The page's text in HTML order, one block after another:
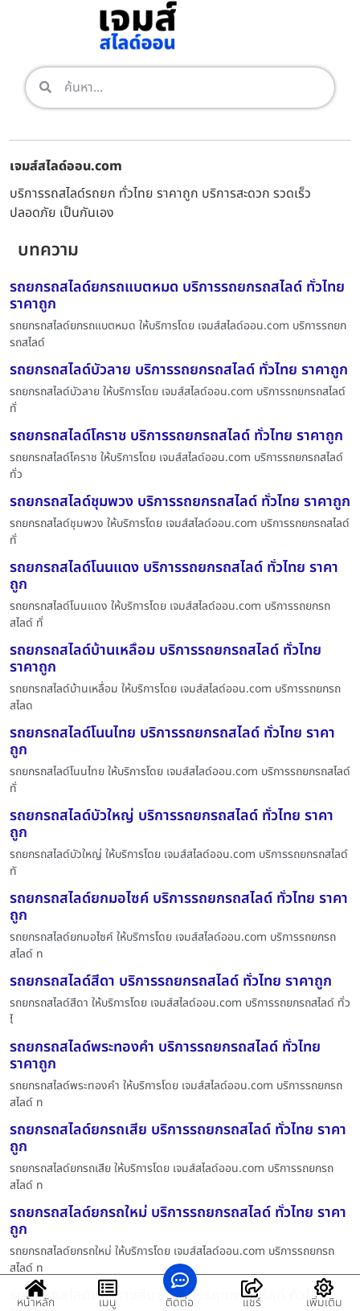
เจมส์สไลด์ออน.com
บริการรถสไลด์รถยก ทั่วไทย ราคาถูก บริการสะดวก รวดเร็ว
ปลอดภัย เป็นกันเอง
บทความ
รถยกรถสไลด์ยกรถแบตหมด บริการรถยกรถสไลด์ ทั่วไทย
ราคาถูก
รถยกรถสไลด์ยกรถแบตหมด ให้บริการโดย เจมส์สไลด์ออน.com บริการรถยก
รถสไลด์
รถยกรถสไลด์บัวลาย บริการรถยกรถสไลด์ ทั่วไทย ราคาถูก
รถยกรถสไลด์บัวลาย ให้บริการโดย เจมส์สไลด์ออน.com บริการรถยกรถสไลด์
ทั่
รถยกรถสไลด์โคราช บริการรถยกรถสไลด์ ทั่วไทย ราคาถูก
รถยกรถสไลด์โคราช ให้บริการโดย เจมส์สไลด์ออน.com บริการรถยกรถสไลด์
ทั่ว
รถยกรถสไลด์ชุมพวง บริการรถยกรถสไลด์ ทั่วไทย ราคาถูก
รถยกรถสไลด์ชุมพวง ให้บริการโดย เจมส์สไลด์ออน.com บริการรถยกรถสไลด์
ทั่
รถยกรถสไลด์โนนแดง บริการรถยกรถสไลด์ ทั่วไทย ราคา
ถูก
รถยกรถสไลด์โนนแดง ให้บริการโดย เจมส์สไลด์ออน.com บริการรถยกรถ
สไลด์ ทั่
รถยกรถสไลด์บ้านเหลื่อม บริการรถยกรถสไลด์ ทั่วไทย
ราคาถูก
รถยกรถสไลด์บ้านเหลื่อม ให้บริการโดย เจมส์สไลด์ออน.com บริการรถยกรถ
สไลด
รถยกรถสไลด์โนนไทย บริการรถยกรถสไลด์ ทั่วไทย ราคา
ถูก
รถยกรถสไลด์โนนไทย ให้บริการโดย เจมส์สไลด์ออน.com บริการรถยกรถสไลด์
ทั่
รถยกรถสไลด์บัวใหญ่ บริการรถยกรถสไลด์ ทั่วไทย ราคา
ถูก
รถยกรถสไลด์บัวใหญ่ ให้บริการโดย เจมส์สไลด์ออน.com บริการรถยกรถสไลด์
ทั
รถยกรถสไลด์ยกมอไซค์ บริการรถยกรถสไลด์ ทั่วไทย ราคา
ถูก
รถยกรถสไลด์ยกมอไซค์ ให้บริการโดย เจมส์สไลด์ออน.com บริการรถยกรถ
สไลด์ ท
รถยกรถสไลด์สีดา บริการรถยกรถสไลด์ ทั่วไทย ราคาถูก
รถยกรถสไลด์สีดา ให้บริการโดย เจมส์สไลด์ออน.com บริการรถยกรถสไลด์ ทั่ว
ไ
รถยกรถสไลด์พระทองคำ บริการรถยกรถสไลด์ ทั่วไทย
ราคาถูก
รถยกรถสไลด์พระทองคำ ให้บริการโดย เจมส์สไลด์ออน.com บริการรถยกรถ
สไลด์ ท
รถยกรถสไลด์ยกรถเสีย บริการรถยกรถสไลด์ ทั่วไทย ราคา
ถูก
รถยกรถสไลด์ยกรถเสีย ให้บริการโดย เจมส์สไลด์ออน.com บริการรถยกรถ
สไลด์ ท
รถยกรถสไลด์ยกรถใหม่ บริการรถยกรถสไลด์ ทั่วไทย ราคา
ถูก
รถยกรถสไลด์ยกรถใหม่ ให้บริการโดย เจมส์สไลด์ออน.com บริการรถยกรถ
สไลด์ ท
รถยกรถสไลด์นครราชสีมา บริการรถยกรถสไลด์ ทั่วไทย
หน้าหลัก เมนู ติดต่อ แชร์ เพิ่มเติม